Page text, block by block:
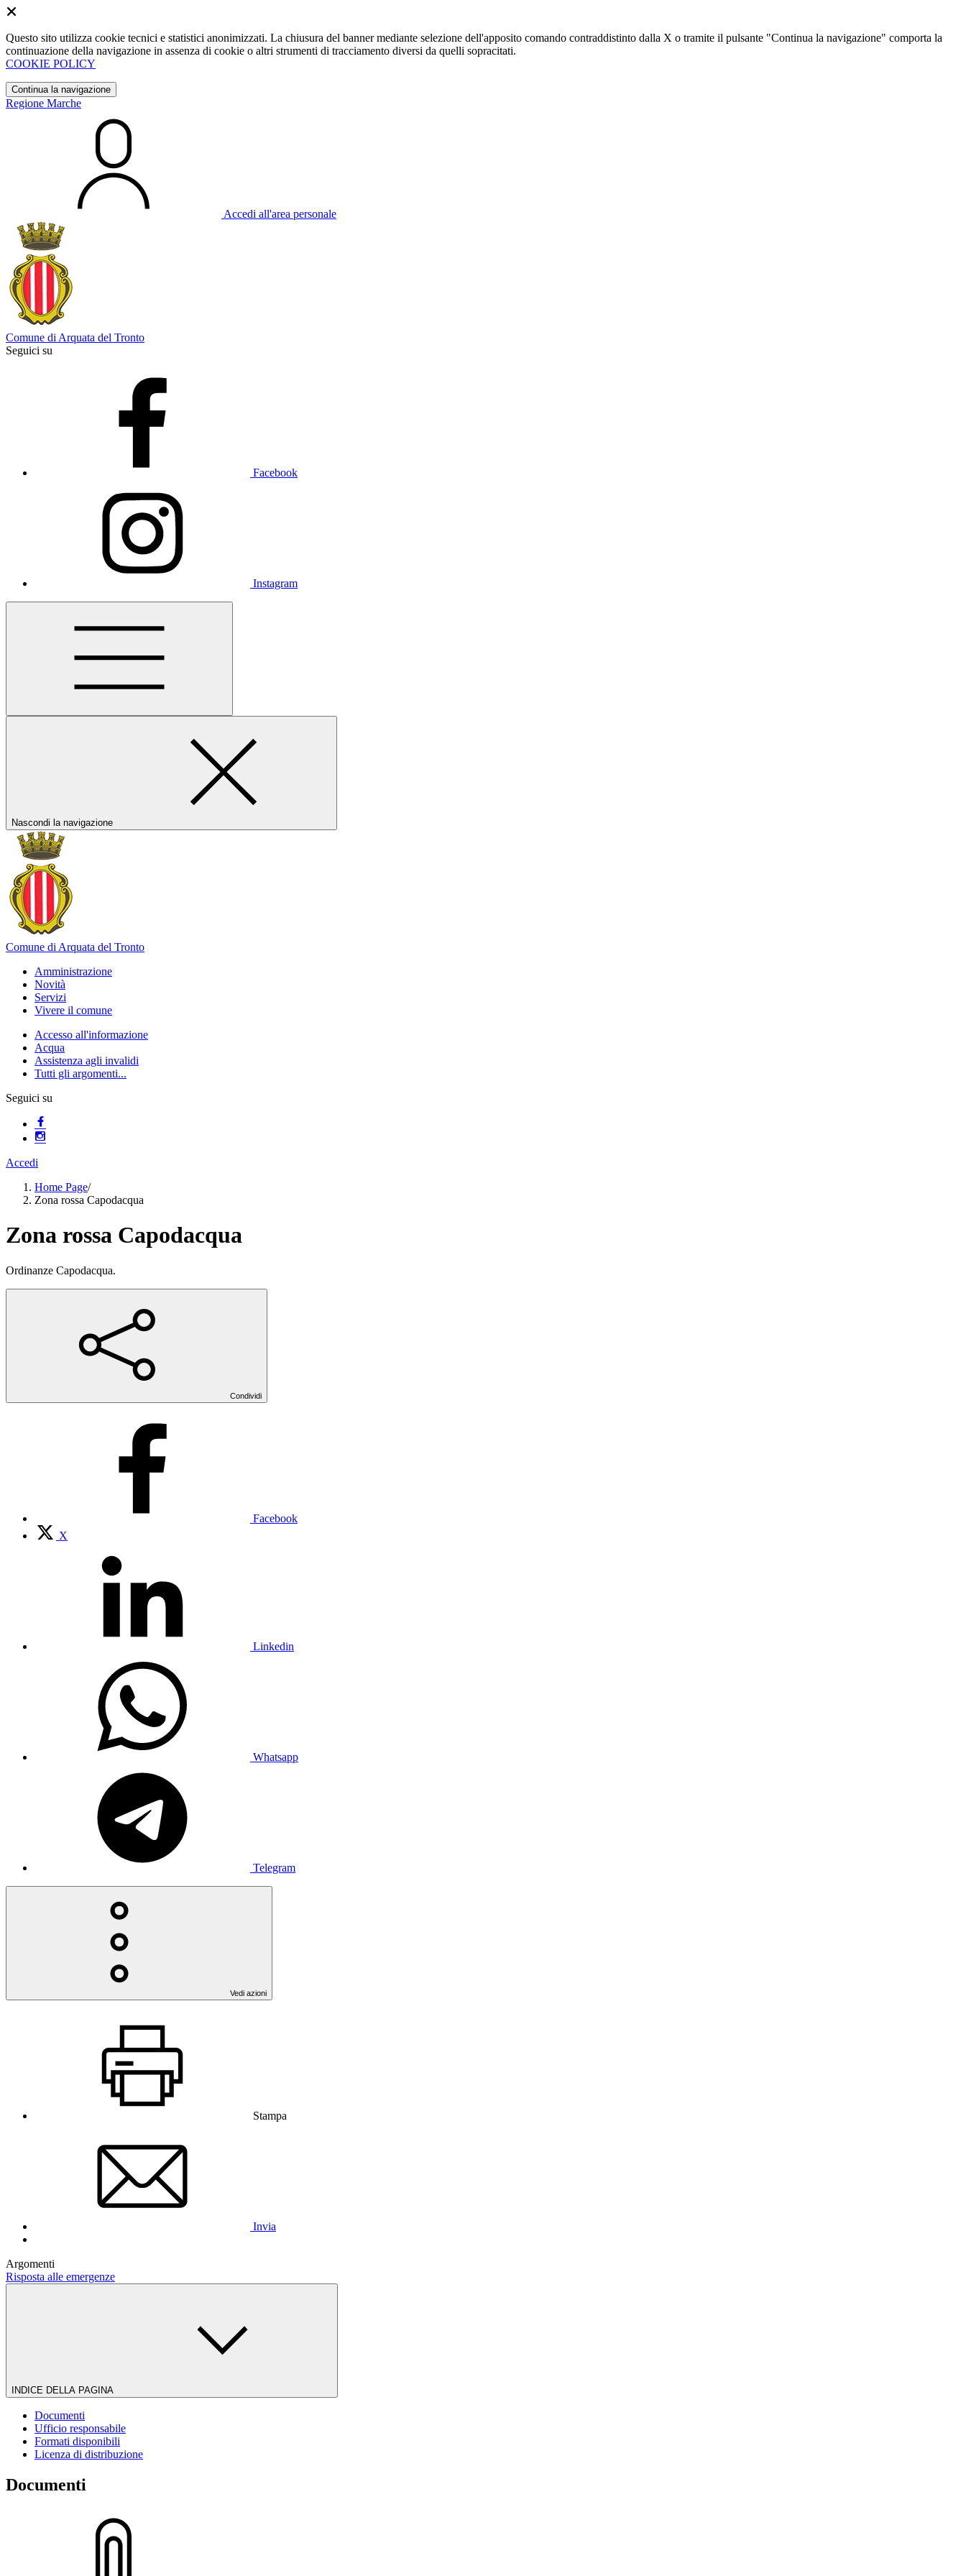
Questo sito utilizza cookie tecnici e statistici anonimizzati. La chiusura del banner mediante selezione dell'apposito comando contraddistinto dalla X o tramite il pulsante "Continua la navigazione" comporta la
continuazione della navigazione in assenza di cookie o altri strumenti di tracciamento diversi da quelli sopracitati.
COOKIE POLICY
Continua la navigazione
Regione Marche
Accedi all'area personale
Comune di Arquata del Tronto
Seguici su
Facebook
Instagram
Nascondi la navigazione
Comune di Arquata del Tronto
Amministrazione
Novità
Servizi
Vivere il comune
Accesso all'informazione
Acqua
Assistenza agli invalidi
Tutti gli argomenti...
Seguici su
Accedi
Home Page/
Zona rossa Capodacqua
Zona rossa Capodacqua
Ordinanze Capodacqua.
Condividi
Facebook
X
Linkedin
Whatsapp
Telegram
Vedi azioni
Stampa
Invia
Argomenti
Risposta alle emergenze
INDICE DELLA PAGINA
Documenti
Ufficio responsabile
Formati disponibili
Licenza di distribuzione
Documenti